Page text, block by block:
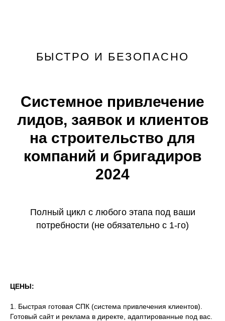
БЫСТРО И БЕЗОПАСНО
Системное привлечение
лидов, заявок и клиентов
на строительство для
компаний и бригадиров
2024
Полный цикл с любого этапа под ваши
потребности (не обязательно с 1-го)
ЦЕНЫ:
1. Быстрая готовая СПК (система привлечения клиентов).
Готовый сайт и реклама в директе, адаптированные под вас.